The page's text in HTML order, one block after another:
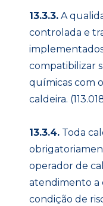
13.3.3.A
controlada e
compatibilizar
químicas com
caldeira.
13.3.4.Toda
operador de
atendimento a
condição de